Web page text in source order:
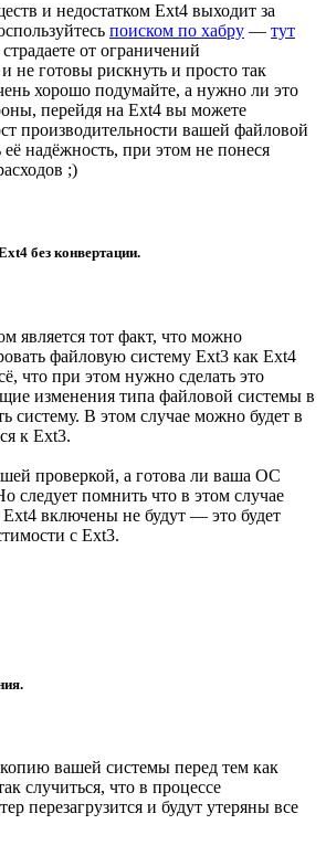
и недостатком Ext4 выходит за
поиском по хабру — тут
от ограничений
не готовы рискнуть и просто так
хорошо подумайте, а нужно ли это
перейдя на Ext4 вы можете
производительности вашей файловой
надёжность, при этом не понеся
;)
без конвертации.
является тот факт, что можно
файловую систему Ext3 как Ext4
что при этом нужно сделать это
изменения типа файловой системы в
систему. В этом случае можно будет в
к Ext3.
проверкой, а готова ли ваша ОС
следует помнить что в этом случае
включены не будут — это будет
с Ext3.
вашей системы перед тем как
случиться, что в процессе
перезагрузится и будут утеряны все